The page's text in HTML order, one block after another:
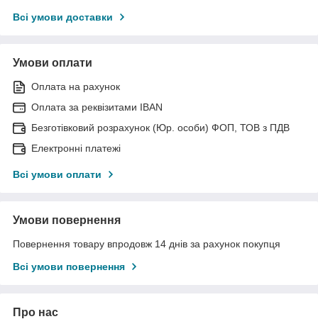
Всі умови доставки
Умови оплати
Оплата на рахунок
Оплата за реквізитами IBAN
Безготівковий розрахунок (Юр. особи) ФОП, ТОВ з ПДВ
Електронні платежі
Всі умови оплати
Умови повернення
Повернення товару впродовж 14 днів за рахунок покупця
Всі умови повернення
Про нас